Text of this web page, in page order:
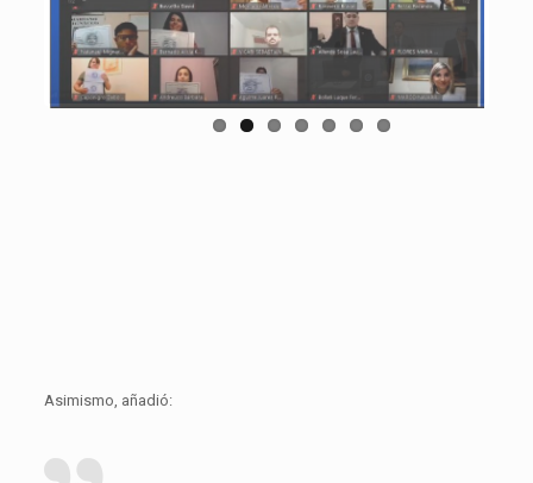
Previous Next
Asimismo, añadió: